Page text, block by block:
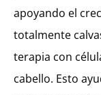
apoyando el
totalmente
terapia con
cabello. Esto